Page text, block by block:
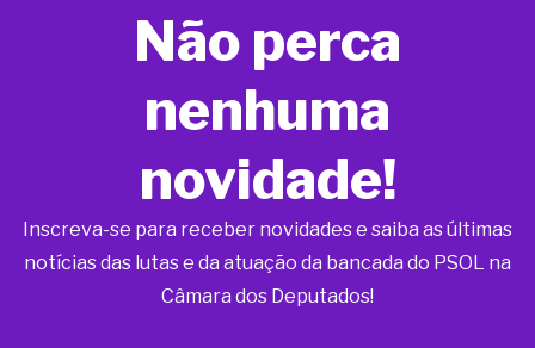
Não perca
nenhuma
novidade!
Inscreva-se para receber novidades e saiba as últimas
notícias das lutas e da atuação da bancada do PSOL na
Câmara dos Deputados!